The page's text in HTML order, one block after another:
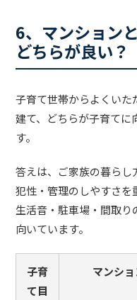
6、マンション
どちらが良い？
子育て世帯からよくいた
建て、どちらが子育てに
す。
答えは、ご家族の暮らし
犯性・管理のしやすさを
生活音・駐車場・間取
向いています。
子育
て目
マンショ